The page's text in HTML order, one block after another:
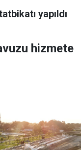
yapıldı
hizmete